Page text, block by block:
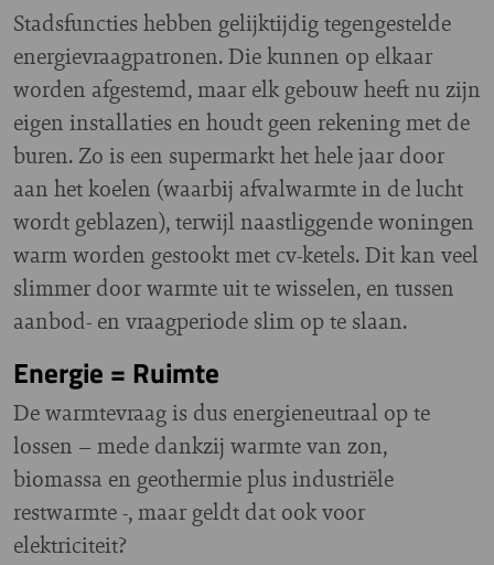
Stadsfuncties hebben gelijktijdig tegengestelde
energievraagpatronen. Die kunnen op elkaar
worden afgestemd, maar elk gebouw heeft nu zijn
eigen installaties en houdt geen rekening met de
buren. Zo is een supermarkt het hele jaar door
aan het koelen (waarbij afvalwarmte in de lucht
wordt geblazen), terwijl naastliggende woningen
warm worden gestookt met cv-ketels. Dit kan veel
slimmer door warmte uit te wisselen, en tussen
aanbod- en vraagperiode slim op te slaan.
Energie = Ruimte
De warmtevraag is dus energieneutraal op te
lossen – mede dankzij warmte van zon,
biomassa en geothermie plus industriële
restwarmte -, maar geldt dat ook voor
elektriciteit?